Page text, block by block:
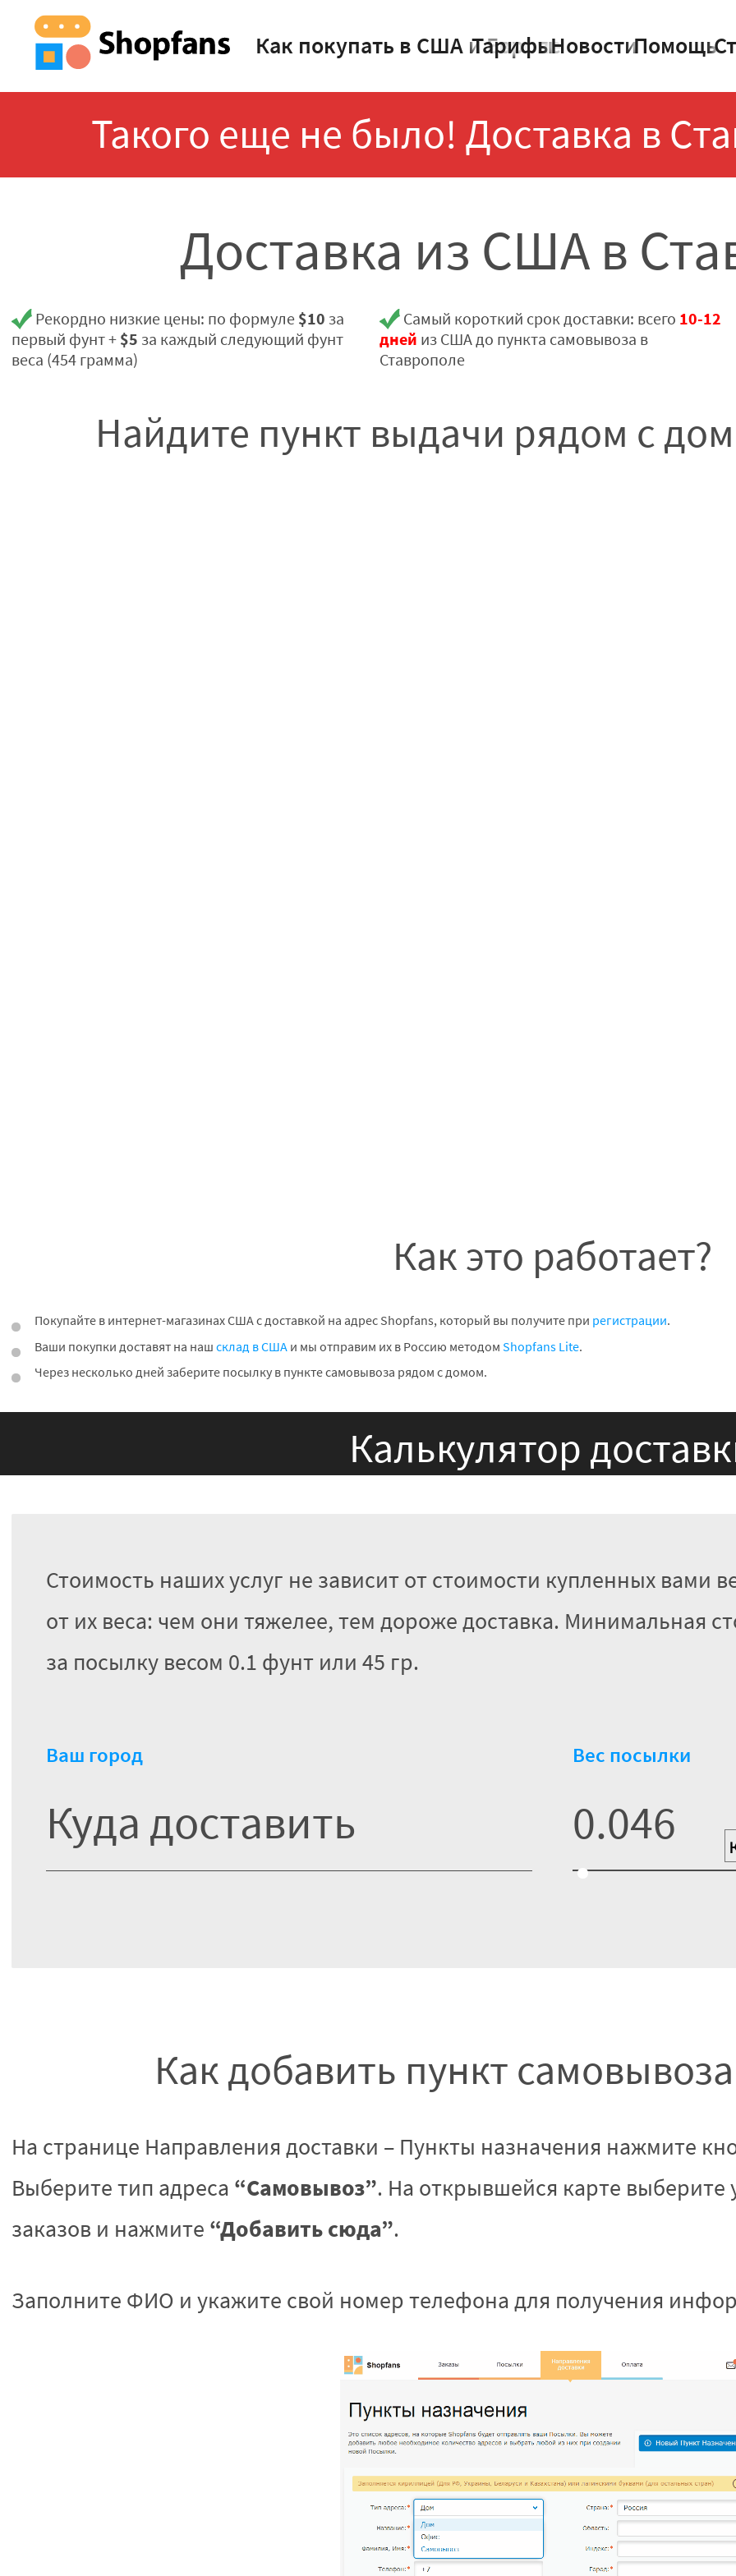
Как покупать в США и Европе
ТарифыНовостиПомощь
Такого еще не было! Доставка в
Доставка из США в
Рекордно низкие цены: по формуле $10 за
первый фунт + $5 за каждый следующий фунт
веса (454 грамма)
Самый короткий срок доставки: всего 10-12
дней из США до пункта самовывоза в
Ставрополе
Найдите пункт выдачи рядом с
Как это работает?
Покупайте в интернет-магазинах США с доставкой на адрес Shopfans, который вы получите при регистрации.
Ваши покупки доставят на наш склад в США и мы отправим их в Россию методом Shopfans Lite.
Через несколько дней заберите посылку в пункте самовывоза рядом с домом.
Калькулятор
Стоимость наших услуг не зависит от стоимости купленных вами
от их веса: чем они тяжелее, тем дороже доставка. Минимальная
за посылку весом 0.1 фунт или 45 гр.
Ваш город Вес посылки
Как добавить пункт
На странице Направления доставки – Пункты назначения нажмите
Выберите тип адреса “Самовывоз”. На открывшейся карте
заказов и нажмите “Добавить сюда”.
Заполните ФИО и укажите свой номер телефона для получения